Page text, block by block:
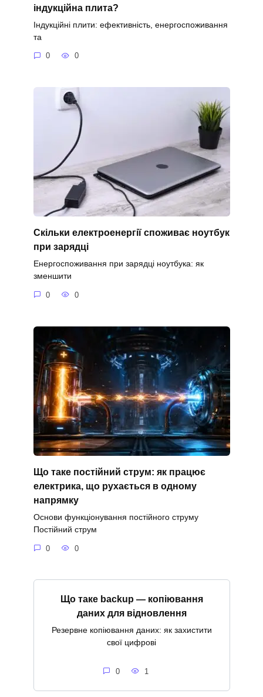
індукційна плита?
Індукційні плити: ефективність, енергоспоживання
та
0 0
Скільки електроенергії споживає ноутбук
при зарядці
Енергоспоживання при зарядці ноутбука: як
зменшити
0 0
Що таке постійний струм: як працює
електрика, що рухається в одному
напрямку
Основи функціонування постійного струму
Постійний струм
0 0
Що таке backup — копіювання
даних для відновлення
Резервне копіювання даних: як захистити
свої цифрові
0 1